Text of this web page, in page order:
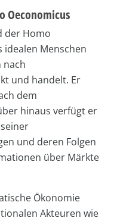
Oeconomicus
der Homo
idealen Menschen
nach
und handelt. Er
dem
hinaus verfügt er
und deren Folgen
über Märkte
Ökonomie
Akteuren wie